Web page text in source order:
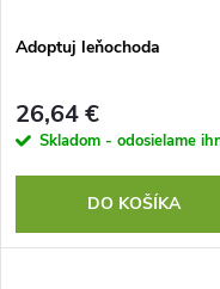
o
v
o
v
Adoptuj leňochoda
26,64 €
Skladom - odosielame
DO KOŠÍKA